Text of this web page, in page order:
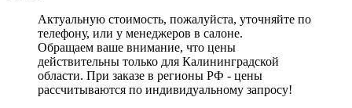
Актуальную стоимость, пожалуйста, уточняйте по
телефону, или у менеджеров в салоне.
Обращаем ваше внимание, что цены
действительны только для Калининградской
области. При заказе в регионы РФ - цены
рассчитываются по индивидуальному запросу!